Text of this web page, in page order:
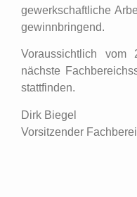
gewerkschaftliche
gewinnbringend.
Voraussichtlich
nächste
stattfinden.
Dirk Biegel
Vorsitzender